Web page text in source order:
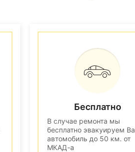
Бесплатно
В случае ремонта мы
бесплатно эвакуируем
автомобиль до 50 км. от
МКАД-а